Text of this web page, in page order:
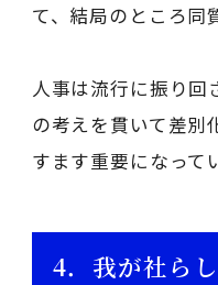
て、結局のところ同
人事は流行に振り回
の考えを貫いて差別
すます重要になって
4．我が社ら